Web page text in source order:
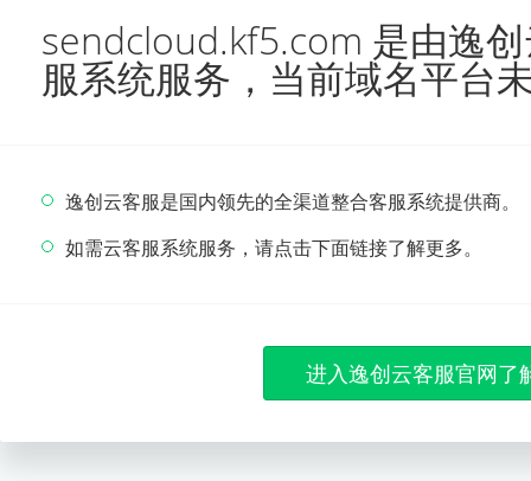
sendcloud.kf5.com 是由逸
服系统服务，当前域名平台
逸创云客服是国内领先的全渠道整合客服系统提供商。
如需云客服系统服务，请点击下面链接了解更多。
进入逸创云客服官网了